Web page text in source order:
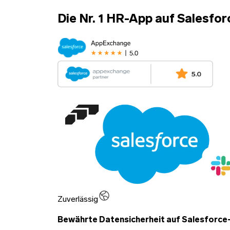
Die Nr. 1 HR-App auf
Zuverlässig
Bewährte Datensicherheit auf